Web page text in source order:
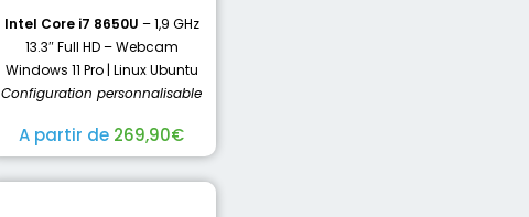
Intel Core i7 8650U – 1,9 GHz
13.3″ Full HD – Webcam
Windows 11 Pro | Linux Ubuntu
Configuration personnalisable
A partir de 269,90€